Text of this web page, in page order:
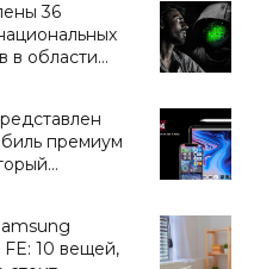
36
в области
премиум
FE: 10 вещей,